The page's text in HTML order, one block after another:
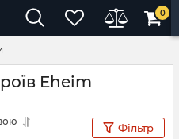
0
Eheim
Фільтр